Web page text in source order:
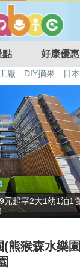
點 好康優惠
廠 DIY摘果
日
台北親子餐廳 溫泉
元起享2大1幼1泊1
(熊猴森水樂